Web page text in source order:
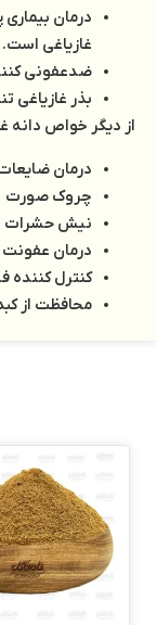
درمان
غازیاغی است.
ضدعفونی
بذر غازیاغی
از دیگر خواص دانه
درمان
چروک صورت
نیش حشرات
درمان عفونت
کنترل کننده
محافظت از